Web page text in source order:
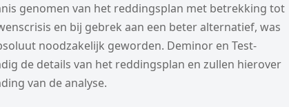
genomen van het reddingsplan met betrekking tot
en bij gebrek aan een beter alternatief, was
noodzakelijk geworden. Deminor en Test-
de details van het reddingsplan en zullen hierover
van de analyse.